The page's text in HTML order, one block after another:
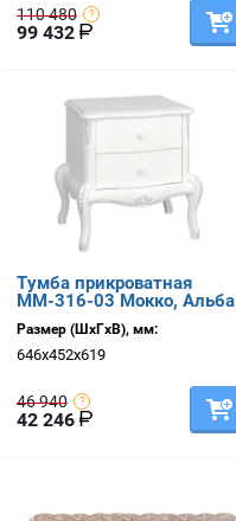
110 480
99 432
Тумба прикроватная
ММ-316-03 Мокко, Альба
Размер (ШхГхВ), мм:
646х452х619
46 940
42 246